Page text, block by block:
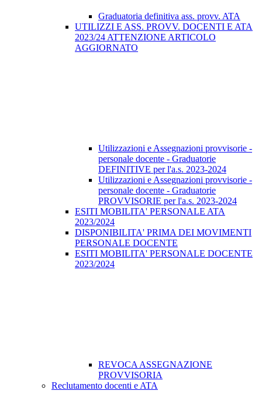
Graduatoria definitiva ass. provv. ATA
UTILIZZI E ASS. PROVV. DOCENTI E ATA
2023/24 ATTENZIONE ARTICOLO
AGGIORNATO
Utilizzazioni e Assegnazioni provvisorie -
personale docente - Graduatorie
DEFINITIVE per l'a.s. 2023-2024
Utilizzazioni e Assegnazioni provvisorie -
personale docente - Graduatorie
PROVVISORIE per l'a.s. 2023-2024
ESITI MOBILITA' PERSONALE ATA
2023/2024
DISPONIBILITA' PRIMA DEI MOVIMENTI
PERSONALE DOCENTE
ESITI MOBILITA' PERSONALE DOCENTE
2023/2024
REVOCA ASSEGNAZIONE
PROVVISORIA
Reclutamento docenti e ATA